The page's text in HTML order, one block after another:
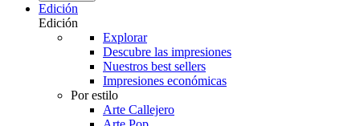
Edición
Edición
Explorar
Descubre las impresiones
Nuestros best sellers
Impresiones económicas
Por estilo
Arte Callejero